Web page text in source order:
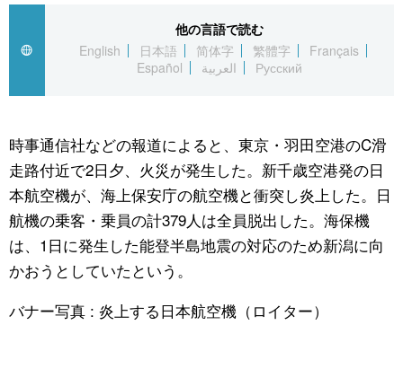
People
東京
お知らせ
他の言語で読む
English
日本語 简体字 繁體字
Français
Español
العربية Русский
時事通信社などの報道によると、東京・羽田空港のC滑
走路付近で2日夕、火災が発生した。新千歳空港発の日
本航空機が、海上保安庁の航空機と衝突し炎上した。日
航機の乗客・乗員の計379人は全員脱出した。海保機
は、1日に発生した能登半島地震の対応のため新潟に向
かおうとしていたという。
バナー写真 : 炎上する日本航空機（ロイター）